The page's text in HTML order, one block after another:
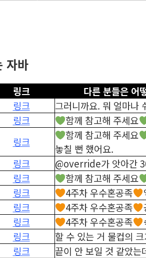
자바
링크 다른 분들은 어
링크
그러니까요. 뭐 얼마나
링크 함께 참고해 주세요
링크
함께 참고해 주세요
놓칠 뻔 했어요.
링크
@override가 앗아간
링크 함께 참고해 주세요
링크 4주차 우수혼공족
링크 4주차 우수혼공족
링크 4주차 우수혼공족
링크
할 수 있는 거 물컵의
링크
끝이 안 보일 것 같았는